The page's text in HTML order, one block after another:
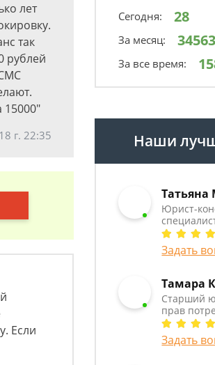
лет
так
рублей
15000"
г. 22:35
Если
Сегодня: 28
За месяц: 34563
За все время:
Наши
Татьяна
Юрист-
Задать
Тамара
Старший
прав
Задать